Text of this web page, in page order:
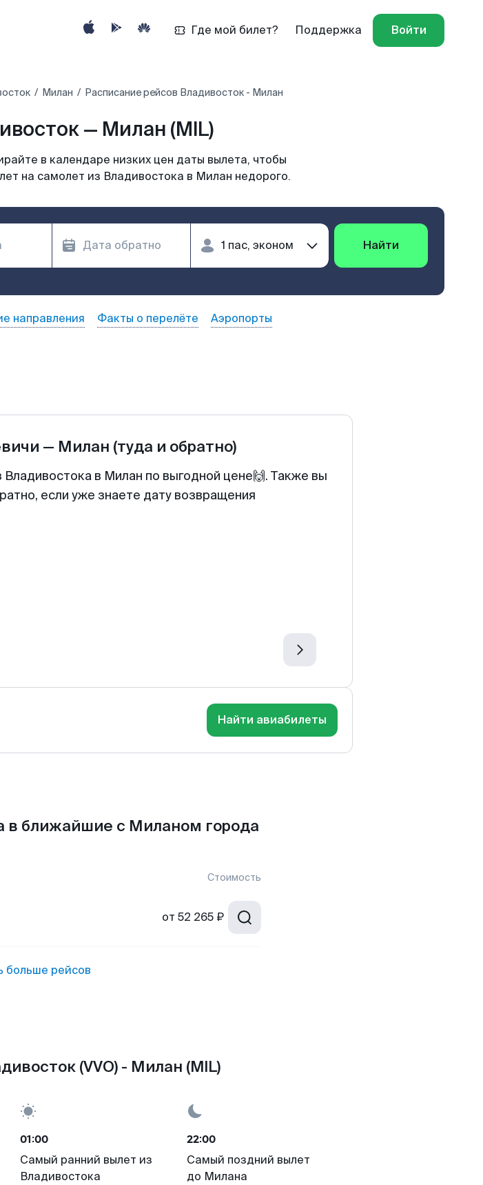
Где мой билет? Поддержка Войти
Милан Расписание рейсов Владивосток - Милан
— Милан (MIL)
в календаре низких цен даты вылета, чтобы
на самолет из Владивостока в Милан недорого.
Найти
направления Факты о перелёте Аэропорты
— Милан (туда и обратно)
в Милан по выгодной цене🙌. Также вы
если уже знаете дату возвращения
Найти авиабилеты
в ближайшие с Миланом города
Стоимость
от 52 265 ₽
больше рейсов
(VVO) - Милан (MIL)
01:00
Самый ранний вылет из
Владивостока
22:00
Самый поздний вылет
до Милана